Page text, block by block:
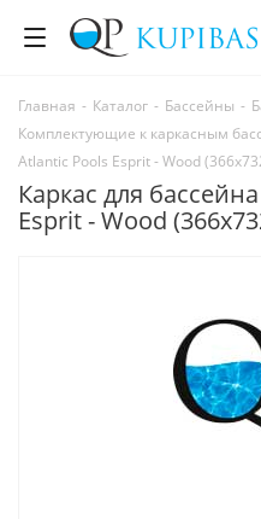
Главная - Каталог - Бассейны -
Комплектующие к каркасным
Atlantic Pools Esprit - Wood
Каркас для
Esprit - Wood